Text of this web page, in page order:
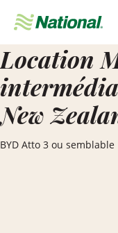
navigation
Location
New
BYD Atto 3 ou semblable